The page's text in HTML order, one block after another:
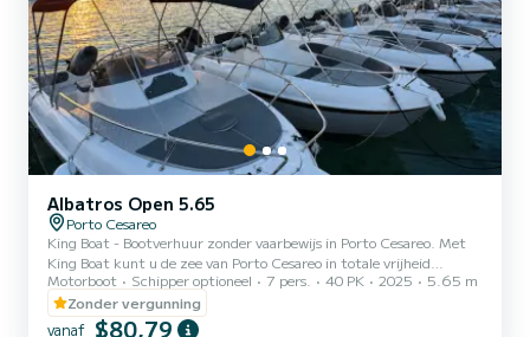
Albatros Open 5.65
Porto Cesareo
King Boat - Bootverhuur zonder vaarbewijs in Porto Cesareo. Met
King Boat kunt u de zee van Porto Cesareo in totale vrijheid
ervaren, zelfs zonder vaarbewijs. Onze vloot bestaat uit moderne,
comfortabele en veilige boten, perfect voor families, stelletjes en
vriendengroepen. Vertrek vanuit de centrale haven van Porto
Motorboot Schipper optioneel 7 pers. 40 PK 2025
5.65 m
Zonder vergunning
vanaf $80,79